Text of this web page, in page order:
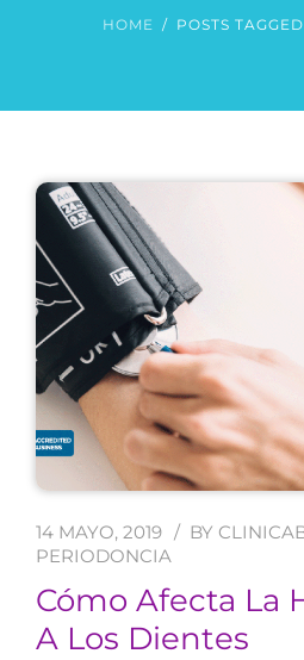
HOME POSTS
14 MAYO, 2019 BY
PERIODONCIA
Cómo Afecta La
A Los Dientes